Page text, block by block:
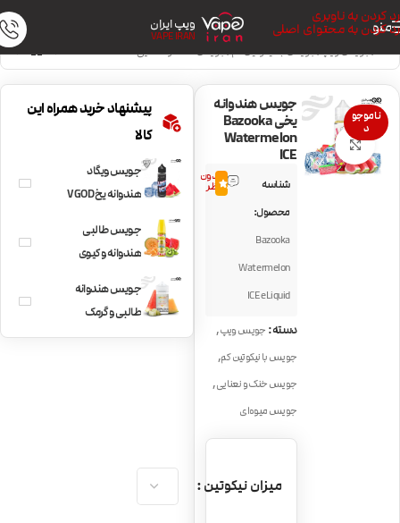
رد کردن به ناوبری
رد کردن به محتوای اصلی
منو ویپ ایران
VAPE IRAN
خانه/جویس ویپ/جویس با نیکوتین کم/جویس خنک و نعنایی
ناموجو
د
بزرگنمایی تصویر
جویس هندوانه
یخی Bazooka
Watermelon
ICE
شناسه
محصول:
Bazooka
Watermelon
ICE eLiquid
بدون
نظر0.0
دسته: جویس ویپ,
جویس با نیکوتین کم,
جویس خنک و نعنایی,
جویس میوه‌ای
میزان نیکوتین
پیشنهاد خرید همراه این
کالا
جویس ویگاد
هندوانه یخ VGOD
جویس طالبی
هندوانه و کیوی
Twist
جویس هندوانه
طالبی و گرمک
NKD100 AllMelon